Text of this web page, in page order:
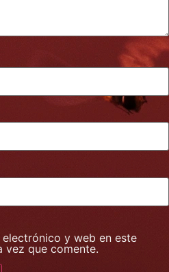
y web en este
vez que comente.